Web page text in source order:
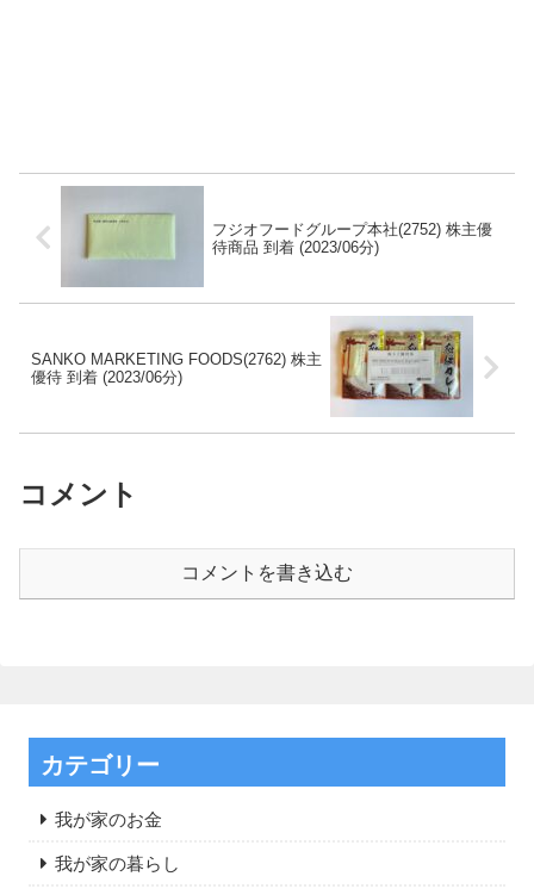
フジオフードグループ本社(2752) 株主優
待商品 到着 (2023/06分)
SANKO MARKETING FOODS(2762) 株主
優待 到着 (2023/06分)
コメント
コメントを書き込む
カテゴリー
我が家のお金
我が家の暮らし